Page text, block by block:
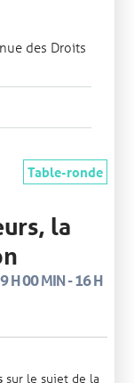
des Droits
Table-ronde
la
H 00 MIN - 16 H
sur le sujet de la